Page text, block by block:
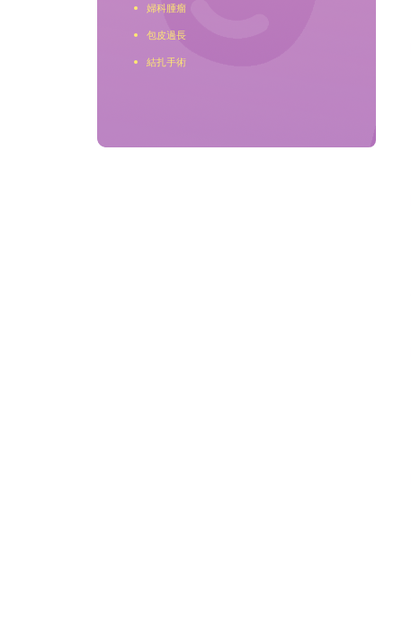
婦科腫瘤
包皮過長
結扎手術